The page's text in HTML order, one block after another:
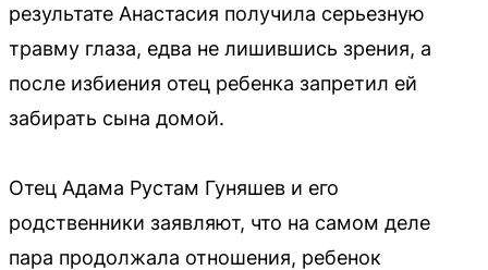
результате Анастасия получила серьезную
травму глаза, едва не лишившись зрения, а
после избиения отец ребенка запретил ей
забирать сына домой.
Отец Адама Рустам Гуняшев и его
родственники заявляют, что на самом деле
пара продолжала отношения, ребенок